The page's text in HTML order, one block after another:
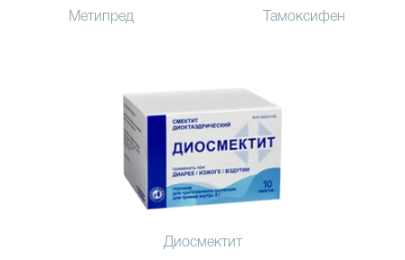
Метипред Тамоксифен
Диосмектит